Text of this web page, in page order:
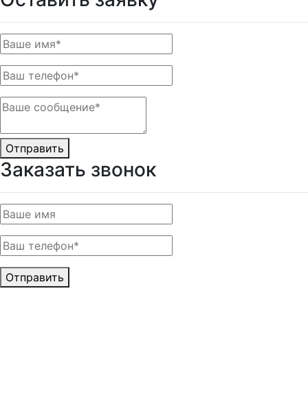
Отправить
Заказать звонок
Отправить